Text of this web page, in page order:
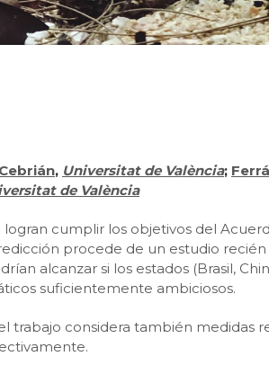
, Universitat de València;
de València
cumplir los objetivos del
procede de un estudio
alcanzar si los estados (Brasil,
suficientemente ambiciosos.
trabajo considera también medidas